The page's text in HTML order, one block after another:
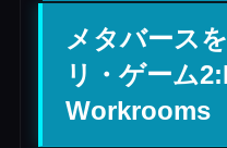
メタバース
リ・ゲーム
Workrooms